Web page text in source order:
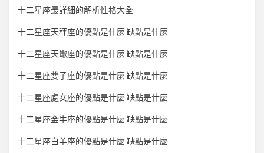
十二星座最詳細的解析性格大全
十二星座天秤座的優點是什麼 缺點是什麼
十二星座天蠍座的優點是什麼 缺點是什麼
十二星座雙子座的優點是什麼 缺點是什麼
十二星座處女座的優點是什麼 缺點是什麼
十二星座金牛座的優點是什麼 缺點是什麼
十二星座白羊座的優點是什麼 缺點是什麼